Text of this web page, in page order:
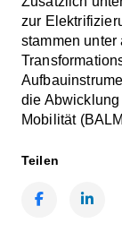
zur
stammen unter
die
Mobilität
Teilen